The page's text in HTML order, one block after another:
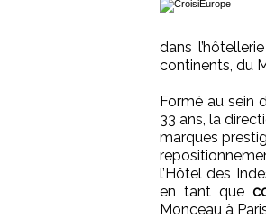
dans
continents, du
Formé au sein
33 ans, la
marques
l’Hôtel des
en tant que
Monceau à